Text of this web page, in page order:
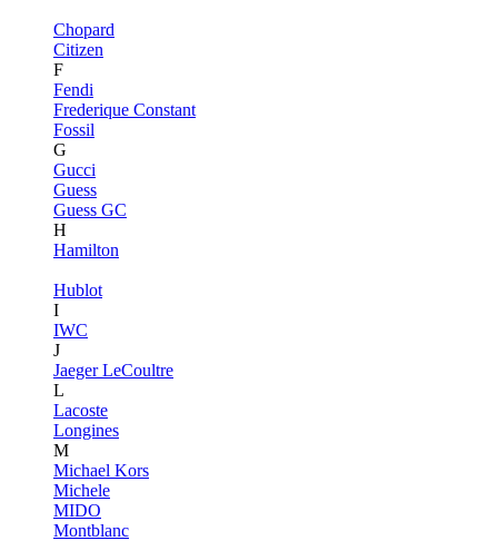
Chopard
Citizen
F
Fendi
Frederique Constant
Fossil
G
Gucci
Guess
Guess GC
H
Hamilton
Hublot
I
IWC
J
Jaeger LeCoultre
L
Lacoste
Longines
M
Michael Kors
Michele
MIDO
Montblanc